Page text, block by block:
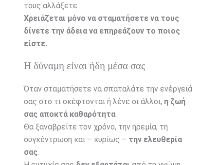
τους αλλάξετε.
Χρειάζεται μόνο να σταματήσετε να τους
δίνετε την άδεια να επηρεάζουν το ποιος
είστε.
Η δύναμη είναι ήδη μέσα σας
Όταν σταματήσετε να σπαταλάτε την ενέργειά
σας στο τι σκέφτονται ή λένε οι άλλοι, η ζωή
σας αποκτά καθαρότητα.
Θα ξαναβρείτε τον χρόνο, την ηρεμία, τη
συγκέντρωση και – κυρίως – την ελευθερία
σας.